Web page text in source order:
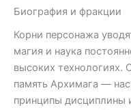
Биография и фракции
Корни персонажа
магия и наука
высоких технологиях.
память Архимага —
принципы дисциплины